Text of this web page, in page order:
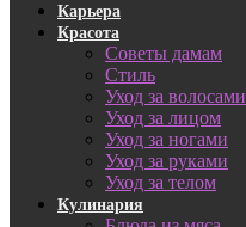
Карьера
Красота
Советы дамам
Стиль
Уход за волосами
Уход за лицом
Уход за ногами
Уход за руками
Уход за телом
Кулинария